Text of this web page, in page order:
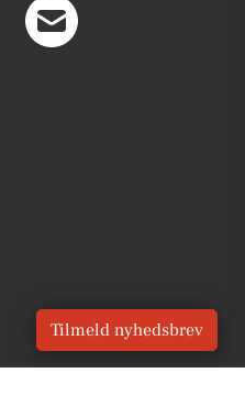
Tilmeld nyhedsbrev